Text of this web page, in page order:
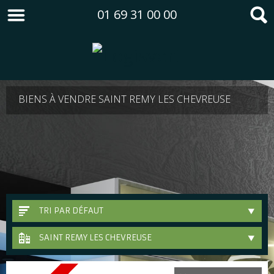
01 69 31 00 00
BIENS À VENDRE SAINT REMY LES CHEVREUSE
TRI PAR DÉFAUT
SAINT REMY LES CHEVREUSE